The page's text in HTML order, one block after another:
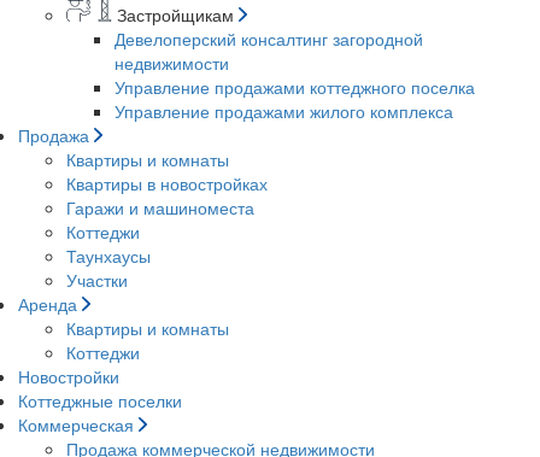
Застройщикам
Девелоперский консалтинг загородной
недвижимости
Управление продажами коттеджного поселка
Управление продажами жилого комплекса
Продажа
Квартиры и комнаты
Квартиры в новостройках
Гаражи и машиноместа
Коттеджи
Таунхаусы
Участки
Аренда
Квартиры и комнаты
Коттеджи
Новостройки
Коттеджные поселки
Коммерческая
Продажа коммерческой недвижимости